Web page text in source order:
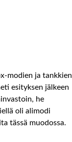
modien ja tankkien
esityksen jälkeen
he
oli alimodi
tässä muodossa.